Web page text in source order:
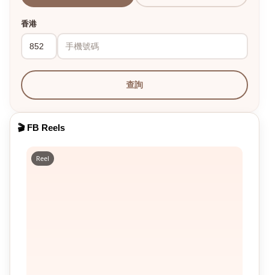
香港
查詢
🎬 FB Reels
Reel